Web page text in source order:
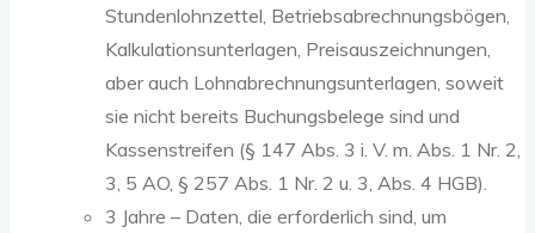
Stundenlohnzettel, Betriebsabrechnungsbögen,
Kalkulationsunterlagen, Preisauszeichnungen,
aber auch Lohnabrechnungsunterlagen, soweit
sie nicht bereits Buchungsbelege sind und
Kassenstreifen (§ 147 Abs. 3 i. V. m. Abs. 1 Nr. 2,
3, 5 AO, § 257 Abs. 1 Nr. 2 u. 3, Abs. 4 HGB).
3 Jahre – Daten, die erforderlich sind, um